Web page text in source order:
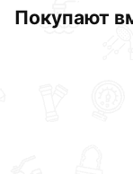
Покупают